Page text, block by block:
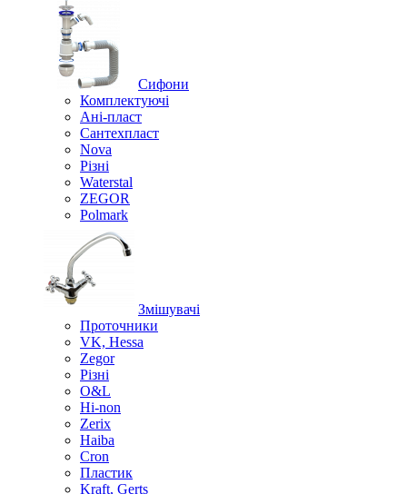
Сифони
Комплектуючі
Ані-пласт
Сантехпласт
Nova
Різні
Waterstal
ZEGOR
Polmark
Змішувачі
Проточники
VK, Hessa
Zegor
Різні
O&L
Hi-non
Zerix
Haiba
Cron
Пластик
Kraft, Gerts